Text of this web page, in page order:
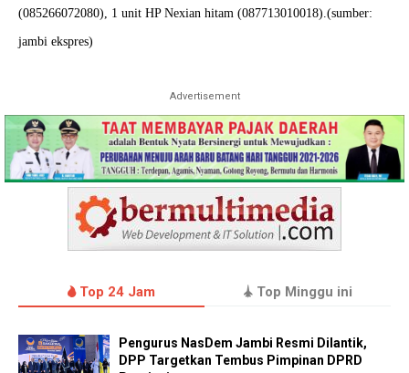
(085266072080), 1 unit HP Nexian hitam (087713010018).(sumber:
jambi ekspres)
Advertisement
Top 24 Jam Top Minggu ini
Pengurus NasDem Jambi Resmi Dilantik,
DPP Targetkan Tembus Pimpinan DPRD